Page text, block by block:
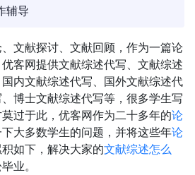
辅导
文献探讨、文献回顾，作为一篇论
客网提供文献综述代写、文献综述
内文献综述代写、国外文献综述代
博士文献综述代写等，很多学生写
过于此，优客网作为二十多年的论
大多数学生的问题，并将这些年论
如下，解决大家的文献综述怎么
业。